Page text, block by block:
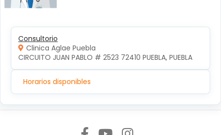
Consultorio
Clinica Aglae Puebla
CIRCUITO JUAN PABLO # 2523 72410 PUEBLA, PUEBLA
Horarios disponibles